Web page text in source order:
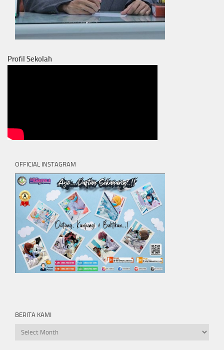
Profil Sekolah
OFFICIAL INSTAGRAM
BERITA KAMI
Berita